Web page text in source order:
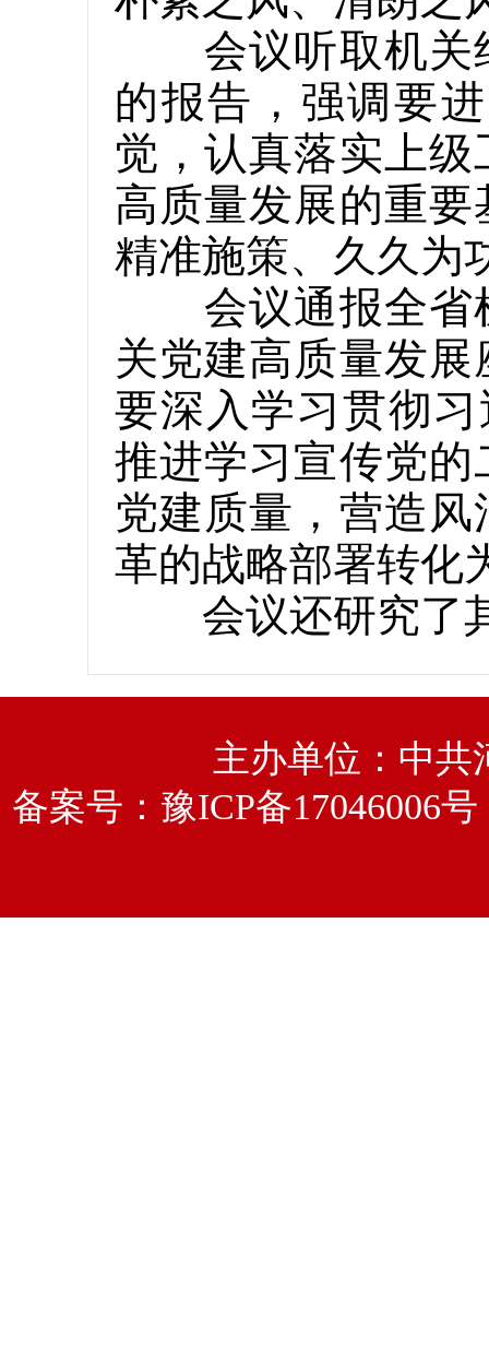
会议听取机关纪
的报告，强调要
觉，认真落实上
高质量发展的重
精准施策、久久为
会议通报全省机
关党建高质量发
要深入学习贯彻习
推进学习宣传党
党建质量，营造
革的战略部署转化
会议还研究了
主办单位：中
备案号： 豫ICP备17046006号